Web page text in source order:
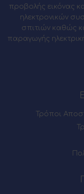
προβολής εικόνας
ηλεκτρονικών
σπιτιών καθώς
παραγωγής
Τρόποι